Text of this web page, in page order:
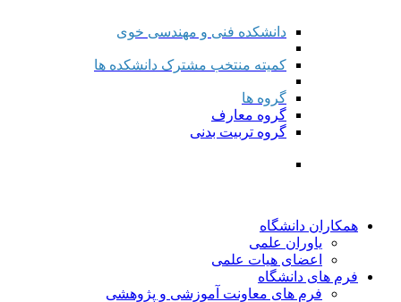
دانشکده فنی و مهندسی خوی
کمیته منتخب مشترک دانشکده ها
گروه ها
گروه معارف
گروه تربیت بدنی
همکاران دانشگاه
یاوران علمی
اعضای هیات علمی
فرم های دانشگاه
فرم های معاونت آموزشی و پژوهشی